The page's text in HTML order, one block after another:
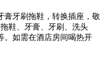
膏牙刷拖鞋，转换插座，敬
鞋、牙膏、牙刷、洗头
。如需在酒店房间喝热开